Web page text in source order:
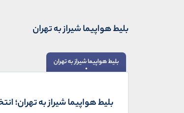
بلیط هواپیما شیراز به تهران
بلیط هواپیما شیراز به تهران
بلیط هواپیما شیراز به